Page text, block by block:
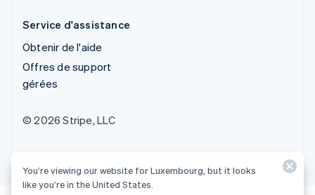
Service d'assistance
Obtenir de l'aide
Offres de support
gérées
© 2026 Stripe, LLC
You’re viewing our website for Luxembourg, but it looks
like you’re in the United States.